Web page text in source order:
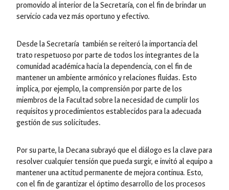
promovido al interior de la Secretaría, con el fin de brindar un
servicio cada vez más oportuno y efectivo.
Desde la Secretaría también se reiteró la importancia del
trato respetuoso por parte de todos los integrantes de la
comunidad académica hacia la dependencia, con el fin de
mantener un ambiente armónico y relaciones fluidas. Esto
implica, por ejemplo, la comprensión por parte de los
miembros de la Facultad sobre la necesidad de cumplir los
requisitos y procedimientos establecidos para la adecuada
gestión de sus solicitudes.
Por su parte, la Decana subrayó que el diálogo es la clave para
resolver cualquier tensión que pueda surgir, e invitó al equipo a
mantener una actitud permanente de mejora continua. Esto,
con el fin de garantizar el óptimo desarrollo de los procesos